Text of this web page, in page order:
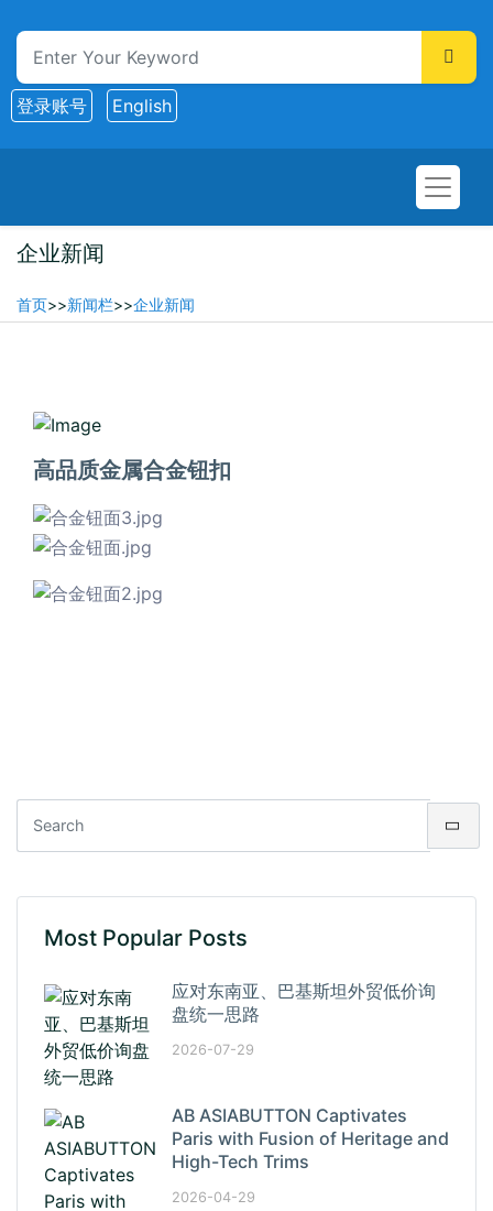
登录账号 English
企业新闻
首页>>新闻栏>>企业新闻
2026-02-11
高品质金属合金钮扣
Most Popular Posts
应对东南亚、巴基斯坦外贸低价询
盘统一思路
2026-07-29
AB ASIABUTTON Captivates
Paris with Fusion of Heritage and
High-Tech Trims
2026-04-29